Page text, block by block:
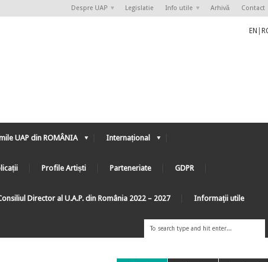
Despre UAP Legislatie Info utile Arhivă Contact
EN
UAP din ROMÂNIA Internațional
Profile Artiști Parteneriate GDPR
Director al U.A.P. din România 2022 – 2027 Informaţii utile